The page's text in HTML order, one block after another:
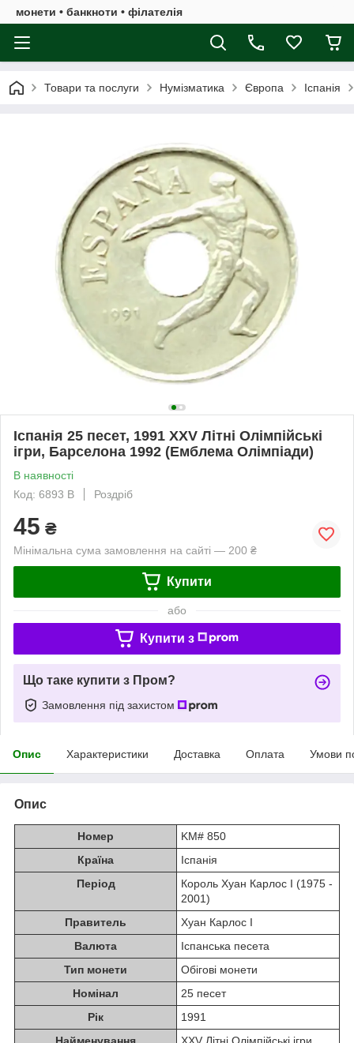
монети • банкноти • філателія
Товари та послуги Нумізматика Європа Іспанія
Іспанія 25 песет, 1991 XXV Літні Олімпійські
ігри, Барселона 1992 (Емблема Олімпіади)
В наявності
Код: 6893 B
Роздріб
45 ₴
Мінімальна сума замовлення на сайті — 200 ₴
Купити
або
Купити з
Що таке купити з Пром?
Замовлення під захистом
Опис Характеристики Доставка Оплата Умови
Опис
Номер
KM# 850
Країна
Іспанія
Період
Король Хуан Карлос I (1975 -
2001)
Правитель
Хуан Карлос I
Валюта
Іспанська песета
Тип монети
Обігові монети
Номінал
25 песет
Рік
1991
Найменування
XXV Літні Олімпійські ігри,